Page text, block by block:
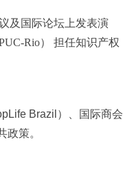
及国际论坛上发表演
Rio） 担任知识产权
Brazil）、国际商会
策。